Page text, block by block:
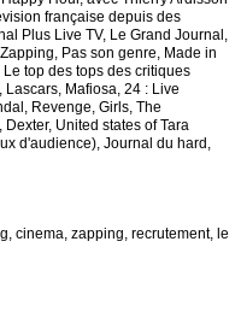
française depuis des
Plus Live TV, Le Grand Journal,
Pas son genre, Made in
top des tops des critiques
Mafiosa, 24 : Live
Revenge, Girls, The
United states of Tara
d'audience), Journal du hard,
cinema, zapping, recrutement, le